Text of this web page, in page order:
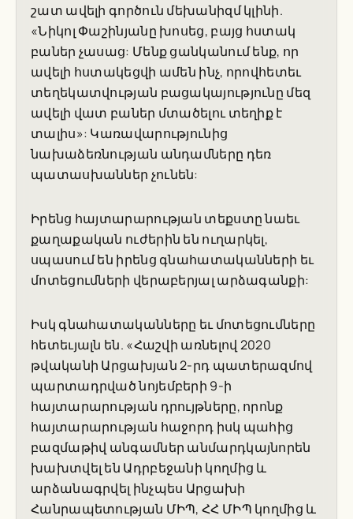
շատ ավելի գործուն մեխանիզմ կլինի.
«Նիկոլ Փաշինյանը խոսեց, բայց հստակ
բաներ չասաց: Մենք ցանկանում ենք, որ
ավելի հստակեցվի ամեն ինչ, որովհետեւ
տեղեկատվության բացակայությունը մեզ
ավելի վատ բաներ մտածելու տեղիք է
տալիս»: Կառավարությունից
նախաձեռնության անդամները դեռ
պատասխաններ չունեն:
Իրենց հայտարարության տեքստը նաեւ
քաղաքական ուժերին են ուղարկել,
սպասում են իրենց գնահատականների եւ
մոտեցումների վերաբերյալ արձագանքի:
Իսկ գնահատականները եւ մոտեցումները
հետեւյալն են. «Հաշվի առնելով 2020
թվականի Արցախյան 2-րդ պատերազմով
պարտադրված նոյեմբերի 9-ի
հայտարարության դրույթները, որոնք
հայտարարության հաջորդ իսկ պահից
բազմաթիվ անգամներ անմարդկայնորեն
խախտվել են Ադրբեջանի կողմից և
արձանագրվել ինչպես Արցախի
Հանրապետության ՄԻՊ, ՀՀ ՄԻՊ կողմից և